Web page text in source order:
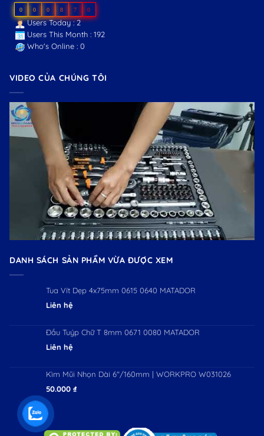
0 0 0 8 7 0
Users Today : 2
Users This Month : 192
Who's Online : 0
VIDEO CỦA CHÚNG TÔI
DANH SÁCH SẢN PHẨM VỪA ĐƯỢC XEM
Tua Vít Dẹp 4x75mm 0615 0640 MATADOR
Liên hệ
Đầu Tuýp Chữ T 8mm 0671 0080 MATADOR
Liên hệ
Kìm Mũi Nhọn Dài 6"/160mm | WORKPRO W031026
50.000 ₫